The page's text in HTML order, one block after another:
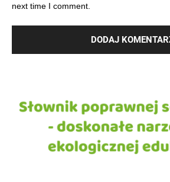
next time I comment.